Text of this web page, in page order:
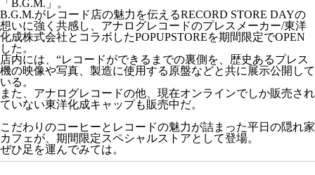
「 B.G.M. 」。
B.G.M.がレコード店の魅力を伝えるRECORD STORE DAYの
想いに強く共感し、アナログレコードのプレスメーカー/東洋
化成株式会社とコラボしたPOPUPSTOREを期間限定でOPEN
した。
店内には、“レコードができるまでの裏側を、歴史あるプレス
機の映像や写真、製造に使用する原盤などと共に展示公開して
いる。
また、アナログレコードの他、現在オンラインでしか販売され
ていない東洋化成キャップも販売中だ。
こだわりのコーヒーとレコードの魅力が詰まった平日の隠れ家
カフェが、期間限定スペシャルストアとして登場。
ぜひ足を運んでみては。